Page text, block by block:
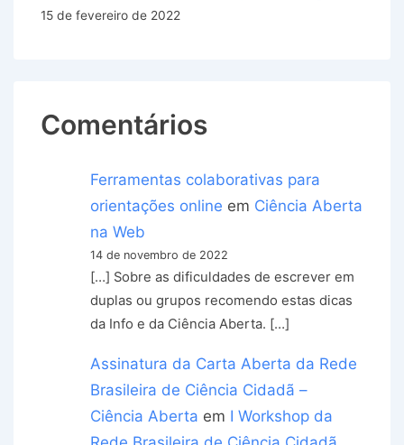
15 de fevereiro de 2022
Comentários
Ferramentas colaborativas para
orientações online em Ciência Aberta
na Web
14 de novembro de 2022
[…] Sobre as dificuldades de escrever em
duplas ou grupos recomendo estas dicas
da Info e da Ciência Aberta. […]
Assinatura da Carta Aberta da Rede
Brasileira de Ciência Cidadã –
Ciência Aberta em I Workshop da